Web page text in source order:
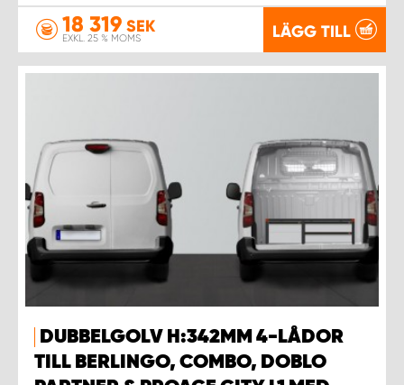
18 319 SEK
EXKL. 25 % MOMS LÄGG TILL
DUBBELGOLV H:342MM 4-LÅDOR
TILL BERLINGO, COMBO, DOBLO